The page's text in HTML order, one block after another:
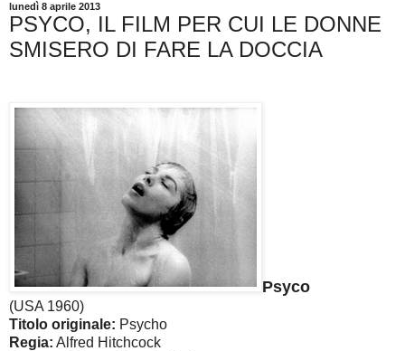
lunedì 8 aprile 2013
PSYCO, IL FILM PER CUI LE DONNE
SMISERO DI FARE LA DOCCIA
Psyco
(USA 1960)
Titolo originale: Psycho
Regia: Alfred Hitchcock